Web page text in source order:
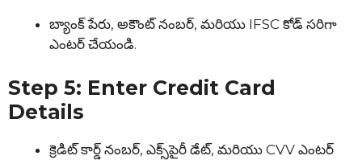
బ్యాంక్ పేరు, అకౌంట్ నంబర్, మరియు IFSC కోడ్ సరిగా
ఎంటర్ చేయండి.
Step 5: Enter Credit Card
Details
క్రెడిట్ కార్డ్ నంబర్, ఎక్స్‌పైరీ డేట్, మరియు CVV ఎంటర్